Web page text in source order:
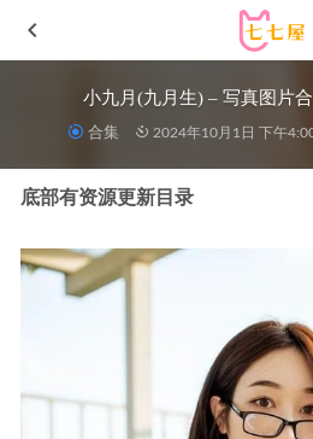
小九月(九月生) – 写真图片
合集 2024年10月1日 下午
底部有资源更新目录
[YouMi尤蜜荟]2024.04.12
[微密圈]女刺客 –车内红丝[31P-